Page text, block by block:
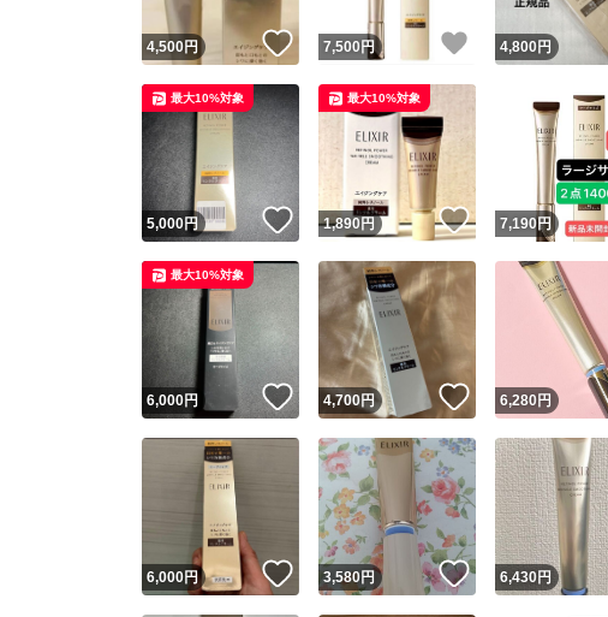
4,500円 いいね！
7,500 円 いいね！
4,800円
5,000円 いいね！
最大10%対象
1,890 円 いいね！
最大10%対象
7,190円
6,000円 いいね！
最大10%対象
4,700円 いいね！
6,280円
6,000円 いいね！
3,580円 いいね！
6,430円